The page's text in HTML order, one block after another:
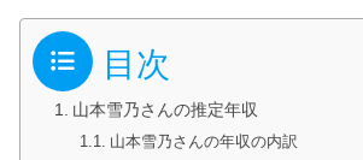
目次
山本雪乃さんの推定年収
山本雪乃さんの年収の内訳